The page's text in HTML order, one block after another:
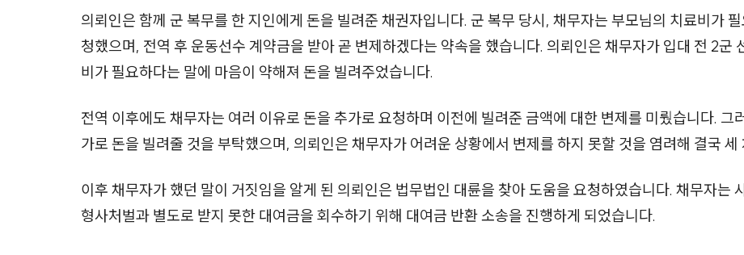
의뢰인은 함께 군 복무를 한 지인에게 돈을 빌려준 채권자입니다. 군 복무 당시, 채무자는 부모님의 치료비가
청했으며, 전역 후 운동선수 계약금을 받아 곧 변제하겠다는 약속을 했습니다. 의뢰인은 채무자가 입대 전 2군
비가 필요하다는 말에 마음이 약해져 돈을 빌려주었습니다.
전역 이후에도 채무자는 여러 이유로 돈을 추가로 요청하며 이전에 빌려준 금액에 대한 변제를 미뤘습니다. 그
가로 돈을 빌려줄 것을 부탁했으며, 의뢰인은 채무자가 어려운 상황에서 변제를 하지 못할 것을 염려해 결국
이후 채무자가 했던 말이 거짓임을 알게 된 의뢰인은 법무법인 대륜을 찾아 도움을 요청하였습니다. 채무자는
형사처벌과 별도로 받지 못한 대여금을 회수하기 위해 대여금 반환 소송을 진행하게 되었습니다.